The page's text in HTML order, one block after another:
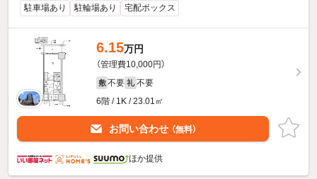
駐車場あり
駐輪場あり 宅配ボックス
6.15万円
（管理費10,000円）
敷 不要 礼 不要
6階 / 1K / 23.01㎡
お問い合わせ （無料）
ほか提供